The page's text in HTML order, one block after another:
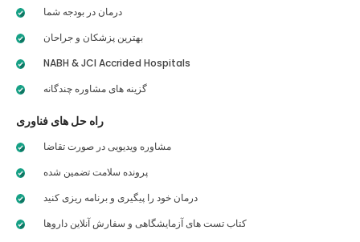
درمان در بودجه شما
بهترین پزشکان و جراحان
NABH & JCI Accrided Hospitals
گزینه های مشاوره چندگانه
راه حل های فناوری
مشاوره ویدیویی در صورت تقاضا
پرونده سلامت تضمین شده
درمان خود را پیگیری و برنامه ریزی کنید
کتاب تست های آزمایشگاهی و سفارش آنلاین داروها